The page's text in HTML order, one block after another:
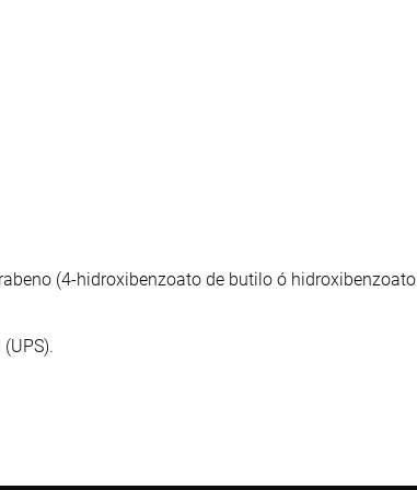
(4-hidroxibenzoato de butilo ó hidroxibenzoato